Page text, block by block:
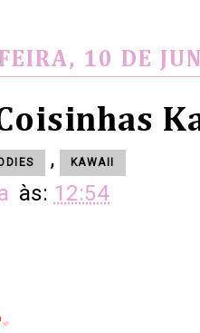
10 DE
, KAWAII
às: 12:54